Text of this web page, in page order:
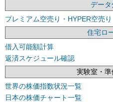
データ
プレミアム空売り・HYPER空売り
住宅ロ
借入可能額計算
返済スケジュール確認
実験室・
世界の株価指数状況一覧
日本の株価チャート一覧